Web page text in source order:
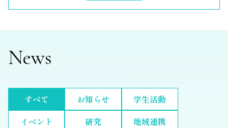
News
すべて お知らせ
学生活動
イベント
研究 地域連携